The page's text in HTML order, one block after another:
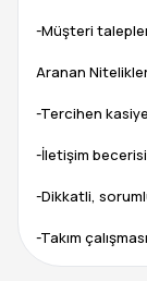
-Müşteri
Aranan
-Tercihen
-İletişim
-Dikkatli,